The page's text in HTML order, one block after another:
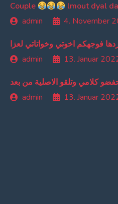
Couple
admin
4. November
فوجهكم اخوتي وخواتاتي لعزا
admin
13. Januar
كلامي وتلقو الاصلية من بعد
admin
13. Januar